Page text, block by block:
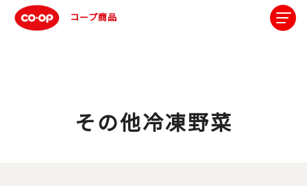
コープ商品
その他冷凍野菜